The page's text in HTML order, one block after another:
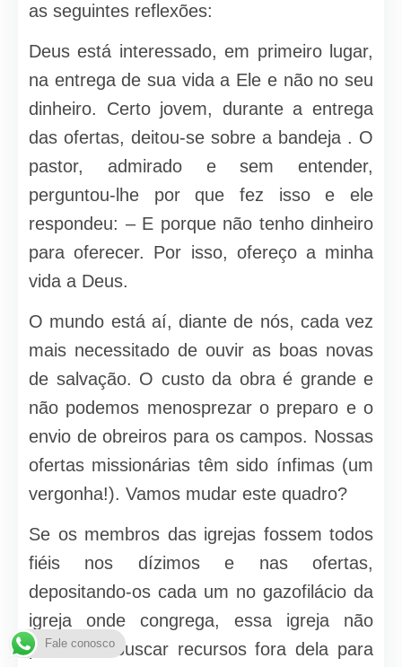
as seguintes reflexões:
Deus está interessado, em primeiro lugar,
na entrega de sua vida a Ele e não no seu
dinheiro. Certo jovem, durante a entrega
das ofertas, deitou-se sobre a bandeja . O
pastor, admirado e sem entender,
perguntou-lhe por que fez isso e ele
respondeu: – E porque não tenho dinheiro
para oferecer. Por isso, ofereço a minha
vida a Deus.
O mundo está aí, diante de nós, cada vez
mais necessitado de ouvir as boas novas
de salvação. O custo da obra é grande e
não podemos menos­prezar o preparo e o
envio de obreiros para os campos. Nossas
ofertas missionárias têm sido ínfimas (um
vergonha!). Vamos mudar este quadro?
Se os membros das igrejas fossem todos
fiéis nos dízimos e nas ofertas,
depositando-os cada um no gazofilácio da
igreja onde congrega, essa igreja não
precisaria buscar recursos fora dela para
Fale conosco